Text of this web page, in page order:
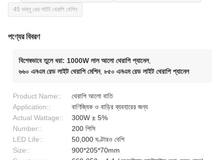
45 ডাব্লু রেড লাইট থেরাপি মেশিন
পণ্যের বিবরণ
বিশেষভাবে তুলে ধরা: 1000W লাল আলো থেরাপি প্যানেল,
৬৬০ এনএম রেড লাইট থেরাপি মেশিন, ৮৫০ এনএম রেড লাইট থেরাপি প্যানেল
Product Name::
থেরাপি আলো বাতি
Application::
বাণিজ্যিক ও বাড়ির ব্যবহারের জন্য
Actual Wattage::
300W ± 5%
Number::
200 পিসি
LED Life::
50,000 ঘণ্টারও বেশি
Size::
900*205*70mm